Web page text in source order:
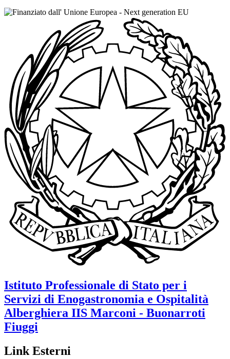
Istituto Professionale di Stato per i
Servizi di Enogastronomia e Ospitalità
Alberghiera IIS Marconi - Buonarroti
Fiuggi
Link Esterni